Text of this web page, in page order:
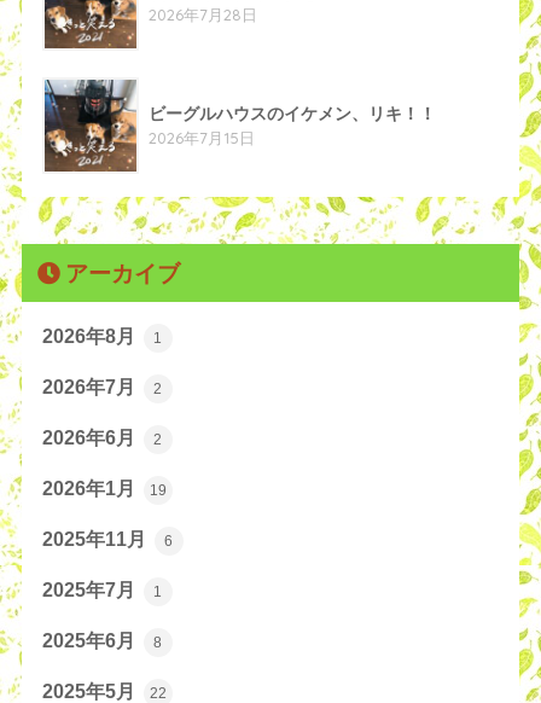
2026年7月28日
ビーグルハウスのイケメン、リキ！！
2026年7月15日
アーカイブ
2026年8月 1
2026年7月 2
2026年6月 2
2026年1月 19
2025年11月 6
2025年7月 1
2025年6月 8
2025年5月 22